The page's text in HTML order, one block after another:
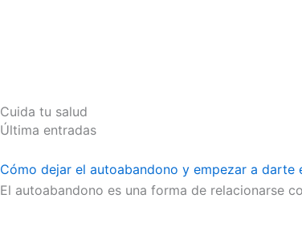
Cuida tu salud
Última entradas
Cómo dejar el autoabandono y empezar a darte
El autoabandono es una forma de relacionarse